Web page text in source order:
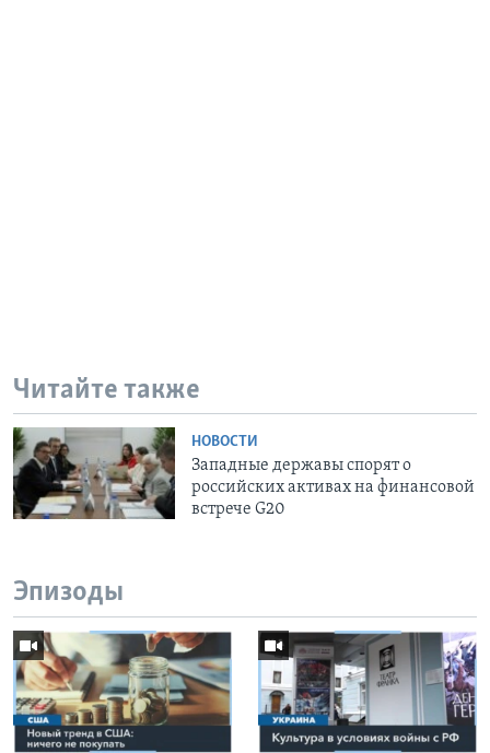
Читайте также
НОВОСТИ
Западные державы спорят о
российских активах на финансовой
встрече G20
Эпизоды